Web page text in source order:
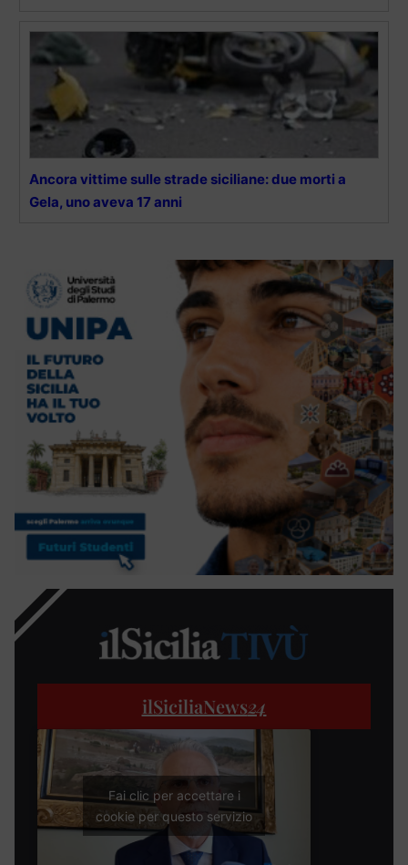
Ancora vittime sulle strade siciliane: due morti a
Gela, uno aveva 17 anni
ilSiciliaNews24
Fai clic per accettare i
cookie per questo servizio